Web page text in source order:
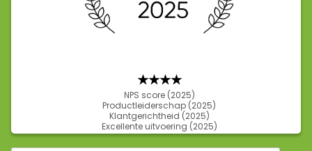
★★★★
NPS score (2025)
Productleiderschap (2025)
Klantgerichtheid (2025)
Excellente uitvoering (2025)